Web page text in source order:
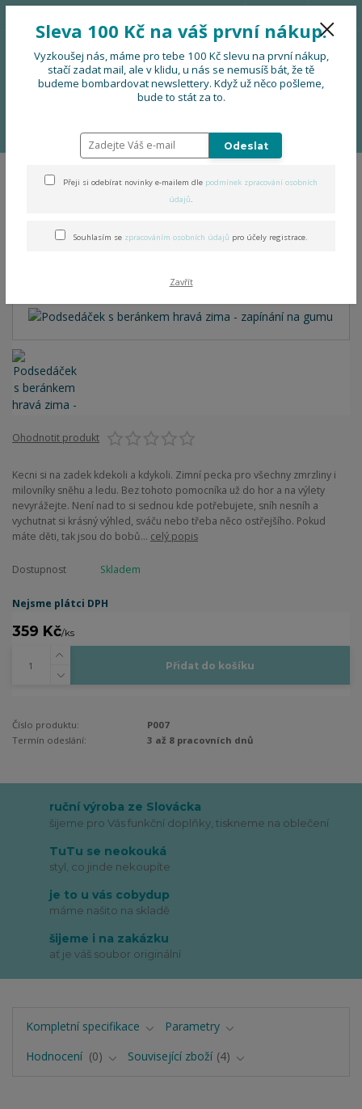
Menu
0 Kč
zapínání na gumu
Podsedáček s beránkem
hravá zima - zapínání na
Ohodnotit produkt
Kecni si na zadek kdekoli a kdykoli. Zimní pecka pro všechny zmrzliny i
milovníky sněhu a ledu. Bez tohoto pomocníka už do hor a na výlety
nevyrážejte. Není nad to si sednou kde potřebujete, sníh nesníh a
vychutnat si krásný výhled, sváču nebo třeba něco ostřejšího. Pokud
máte děti, tak jsou do bobů... celý popis
Dostupnost Skladem
Nejsme plátci DPH
359 Kč/ks
Přidat do košíku
Číslo produktu:
P007
Termín odeslání:
3 až 8 pracovních dnů
ruční výroba ze Slovácka
šijeme pro Vás funkční doplňky, tiskneme na oblečení
TuTu se neokouká
styl, co jinde nekoupíte
je to u vás cobydup
máme našito na skladě
šijeme i na zakázku
ať je váš soubor originální
Kompletní specifikace
Parametry
Hodnocení
0 Související zboží 4
Sleva 100 Kč na váš první nákup.
Vyzkoušej nás, máme pro tebe 100 Kč slevu na první nákup,
stačí zadat mail, ale v klidu, u nás se nemusíš bát, že tě
budeme bombardovat newslettery. Když už něco pošleme,
bude to stát za to.
Odeslat
Přeji si odebírat novinky e-mailem dle podmínek zpracování osobních
údajů.
Souhlasím se zpracováním osobních údajů pro účely registrace.
Zavřít